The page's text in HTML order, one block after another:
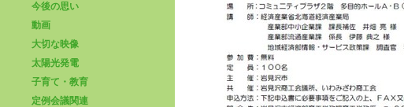
今後の思い
動画
大切な映像
太陽光発電
子育て・教育
定例会議関連